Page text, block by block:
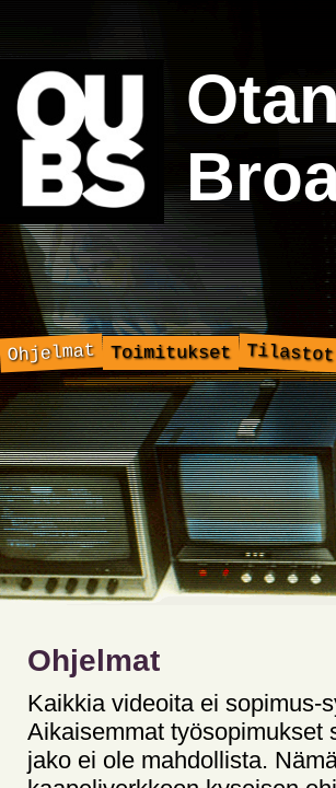
Ohjelmat Toimitukset Tilastot
Ohjelmat
Kaikkia videoita ei sopimus-
Aikaisemmat työsopimukset
jako ei ole mahdollista.